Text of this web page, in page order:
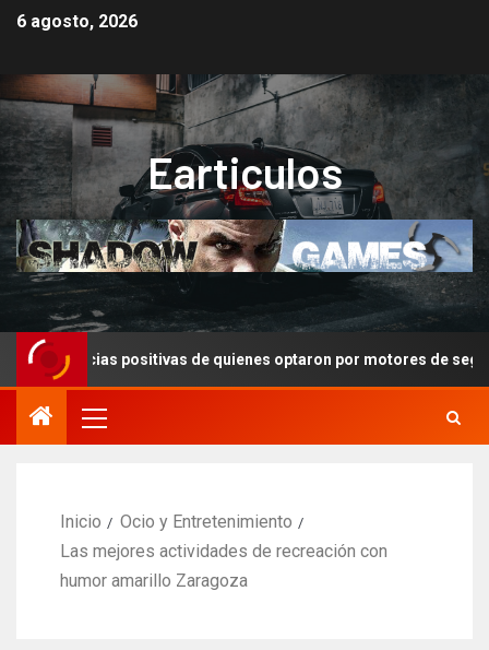
6 agosto, 2026
Earticulos
positivas de quienes optaron por motores de segunda
Inicio
Ocio y Entretenimiento
Las mejores actividades de recreación con
humor amarillo Zaragoza